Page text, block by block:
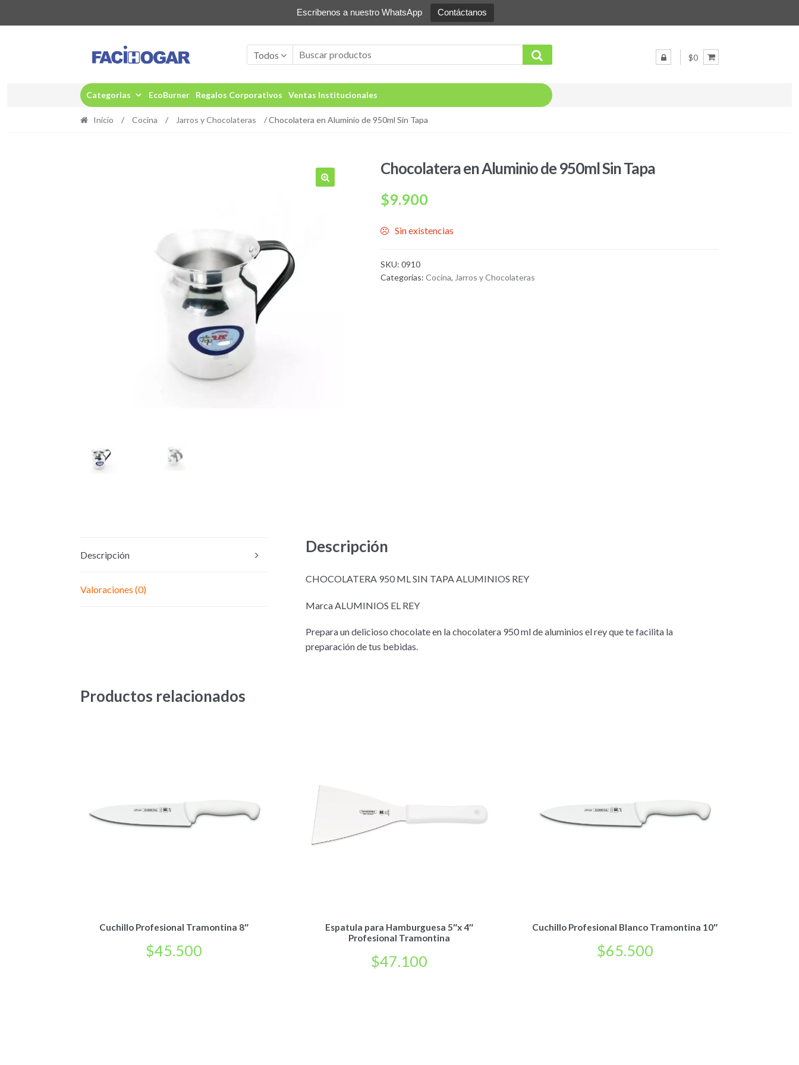
Escribenos a nuestro WhatsApp Contáctanos
contenido
Todos $0
Categorias EcoBurner Regalos Corporativos Ventas Institucionales
Inicio / Cocina / Jarros y Chocolateras / Chocolatera en Aluminio de 950ml Sin Tapa
Chocolatera en Aluminio de 950ml Sin Tapa
$9.900
Sin existencias
SKU:0910
Categorías:Cocina, Jarros y Chocolateras
Descripción
Valoraciones (0)
Descripción
CHOCOLATERA 950 ML SIN TAPA ALUMINIOS REY
Marca ALUMINIOS EL REY
Prepara un delicioso chocolate en la chocolatera 950 ml de aluminios el rey que te facilita la
preparación de tus bebidas.
Productos relacionados
Cuchillo Profesional Tramontina 8″
$45.500
Espatula para Hamburguesa 5″x 4″
Profesional Tramontina
$47.100
Cuchillo Profesional Blanco Tramontina 10″
$65.500